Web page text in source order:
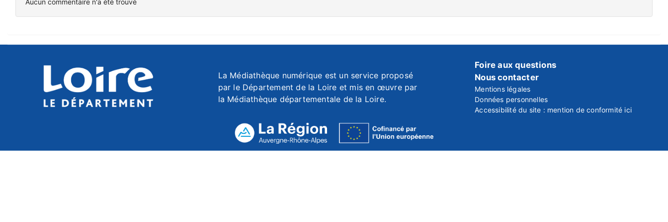
La Médiathèque numérique est un service proposé
par le Département de la Loire et mis en œuvre par
la Médiathèque départementale de la Loire.
Foire aux questions
Nous contacter
Mentions légales
Données personnelles
Accessibilité du site : mention de conformité ici